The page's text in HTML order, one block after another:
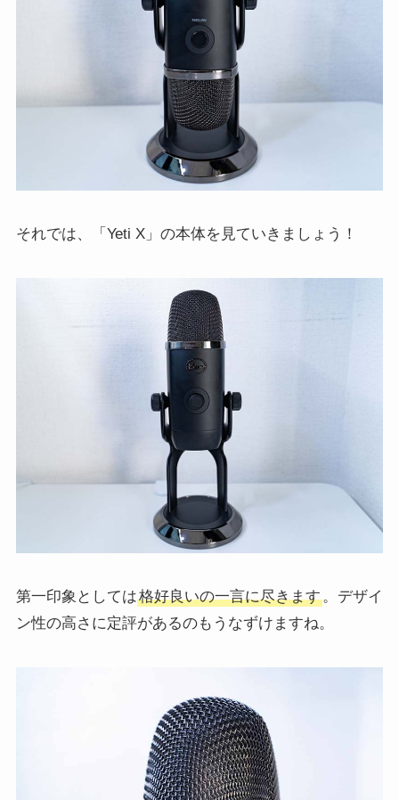
それでは、「Yeti X」の本体を見ていきましょう！
第一印象としては格好良いの一言に尽きます。デザイ
ン性の高さに定評があるのもうなずけますね。